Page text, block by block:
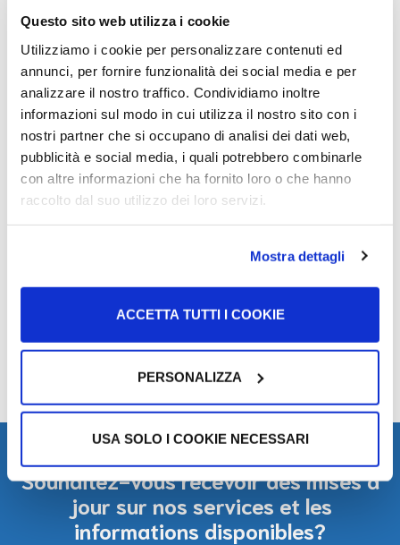
Questo sito web utilizza i cookie
Utilizziamo i cookie per personalizzare contenuti ed
annunci, per fornire funzionalità dei social media e per
analizzare il nostro traffico. Condividiamo inoltre
informazioni sul modo in cui utilizza il nostro sito con i
nostri partner che si occupano di analisi dei dati web,
pubblicità e social media, i quali potrebbero combinarle
con altre informazioni che ha fornito loro o che hanno
raccolto dal suo utilizzo dei loro servizi.
Mostra dettagli
ACCETTA TUTTI I COOKIE
PERSONALIZZA
USA SOLO I COOKIE NECESSARI
Ça peut vous intéresser
Rédiger une annonce de recherche
d’emploi
Souhaitez-vous recevoir des mises à
jour sur nos services et les
informations disponibles?